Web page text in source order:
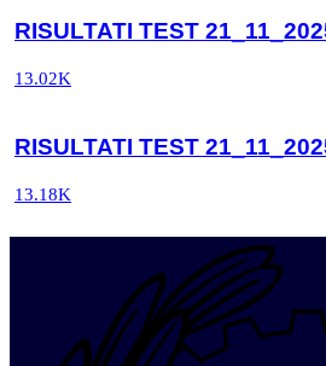
RISULTATI TEST
13.02K
RISULTATI TEST
13.18K